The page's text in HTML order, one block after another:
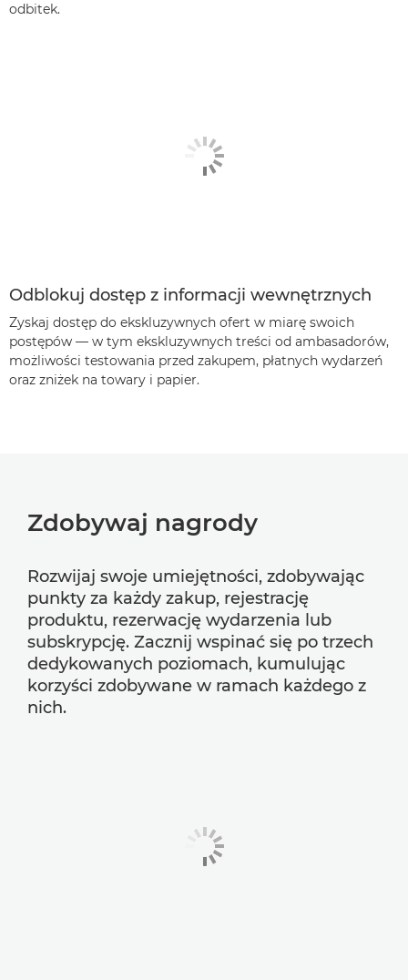
odbitek.
Odblokuj dostęp z informacji wewnętrznych
Zyskaj dostęp do ekskluzywnych ofert w miarę swoich
postępów — w tym ekskluzywnych treści od ambasadorów,
możliwości testowania przed zakupem, płatnych wydarzeń
oraz zniżek na towary i papier.
Zdobywaj nagrody
Rozwijaj swoje umiejętności, zdobywając
punkty za każdy zakup, rejestrację
produktu, rezerwację wydarzenia lub
subskrypcję. Zacznij wspinać się po trzech
dedykowanych poziomach, kumulując
korzyści zdobywane w ramach każdego z
nich.